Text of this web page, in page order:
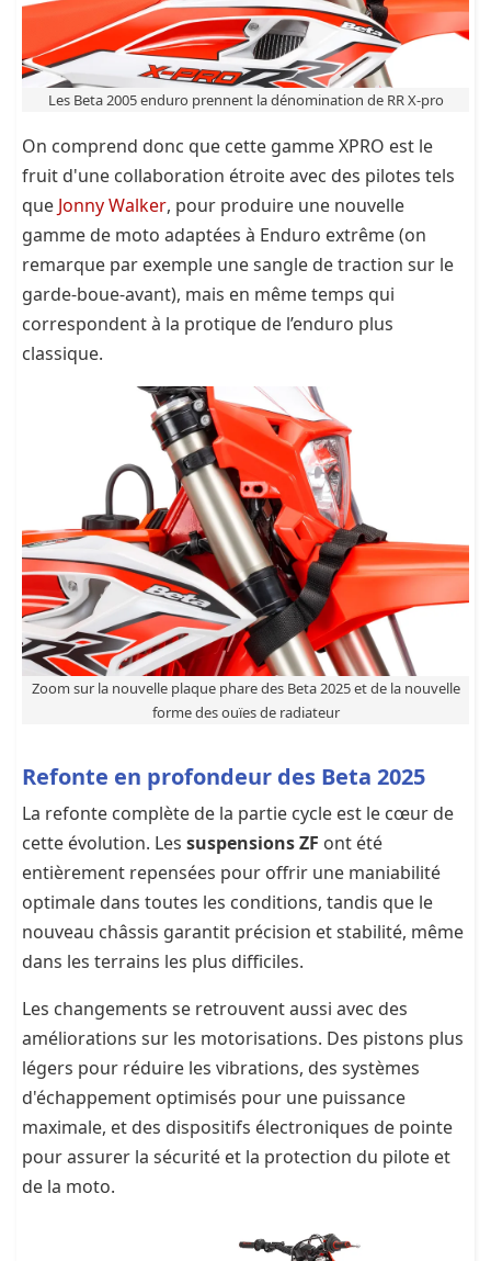
Les Beta 2005 enduro prennent la dénomination de RR X-pro
On comprend donc que cette gamme XPRO est le
fruit d'une collaboration étroite avec des pilotes tels
que Jonny Walker, pour produire une nouvelle
gamme de moto adaptées à Enduro extrême (on
remarque par exemple une sangle de traction sur le
garde-boue-avant), mais en même temps qui
correspondent à la protique de l’enduro plus
classique.
Zoom sur la nouvelle plaque phare des Beta 2025 et de la nouvelle
forme des ouïes de radiateur
Refonte en profondeur des Beta 2025
La refonte complète de la partie cycle est le cœur de
cette évolution. Les suspensions ZF ont été
entièrement repensées pour offrir une maniabilité
optimale dans toutes les conditions, tandis que le
nouveau châssis garantit précision et stabilité, même
dans les terrains les plus difficiles.
Les changements se retrouvent aussi avec des
améliorations sur les motorisations. Des pistons plus
légers pour réduire les vibrations, des systèmes
d'échappement optimisés pour une puissance
maximale, et des dispositifs électroniques de pointe
pour assurer la sécurité et la protection du pilote et
de la moto.